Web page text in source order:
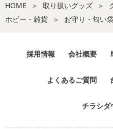
HOME 取り扱いグッズ
ホビー・雑貨
お守り・匂い
採用情報 会社概要
よくあるご質問
チラシダ